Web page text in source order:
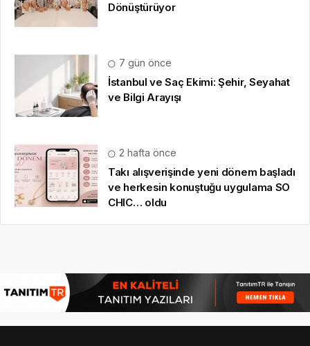
Dönüştürüyor
7 gün önce
İstanbul ve Saç Ekimi: Şehir, Seyahat
ve Bilgi Arayışı
2 hafta önce
Takı alışverişinde yeni dönem başladı
ve herkesin konuştuğu uygulama SO
CHIC… oldu